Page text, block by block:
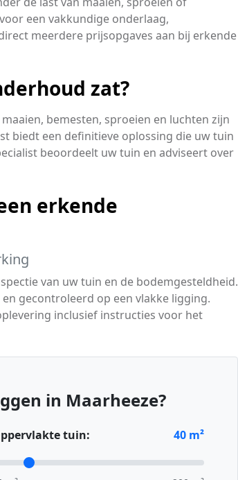
een vakkundige onderlaag,
meerdere prijsopgaves aan bij erkende
zat?
bemesten, sproeien en luchten zijn
biedt een definitieve oplossing die uw tuin
beoordeelt uw tuin en adviseert over
erkende
van uw tuin en de bodemgesteldheid.
gecontroleerd op een vlakke ligging.
inclusief instructies voor het
in Maarheeze?
tuin: 40 m²